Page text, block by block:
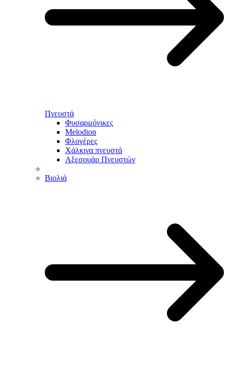
Πνευστά
Φυσαρμόνικες
Melodion
Φλογέρες
Χάλκινα πνευστά
Αξεσουάρ Πνευστών
Βιολιά